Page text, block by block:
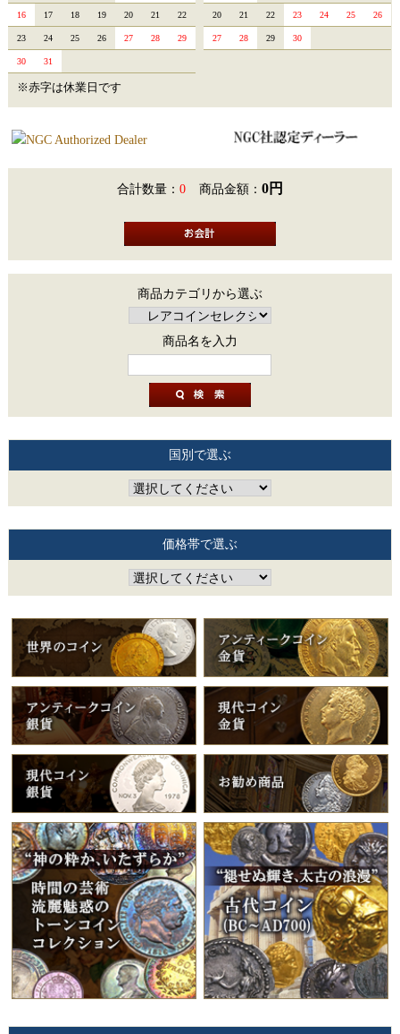
16 17 18 19 20 21 22
23 24 25 26 27 28 29
30 31
20 21 22 23 24 25 26
27 28 29 30
※赤字は休業日です
合計数量： 0 商品金額： 0円
商品カテゴリから選ぶ
商品名を入力
国別で選ぶ
価格帯で選ぶ